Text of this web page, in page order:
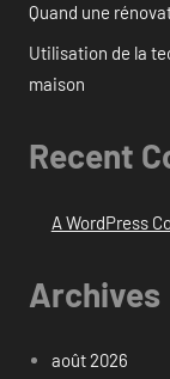
Quand une
Utilisation de la
maison
Recent
A WordPress
Archives
août 2026